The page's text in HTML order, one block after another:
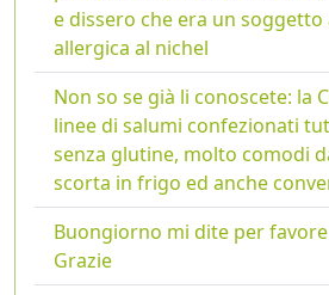
e dissero che era un soggetto
allergica al nichel
Non so se già li conoscete: la
linee di salumi confezionati
senza glutine, molto comodi
scorta in frigo ed anche
Buongiorno mi dite per
Grazie